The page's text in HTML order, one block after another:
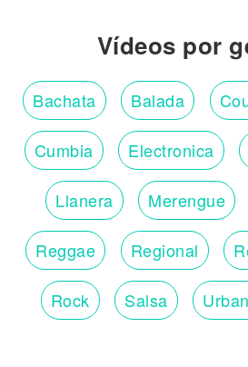
Vídeos por
Bachata Balada
Cumbia Electronica
Llanera Merengue
Reggae Regional
Rock Salsa